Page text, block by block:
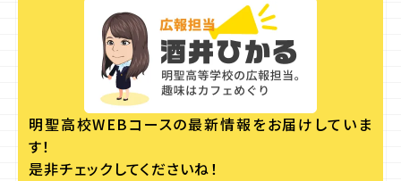
入学相談室(平日9:00〜18:00)
043-225-3185
明聖高校WEBコースの最新情報をお届けしていま
す！
是非チェックしてくださいね！